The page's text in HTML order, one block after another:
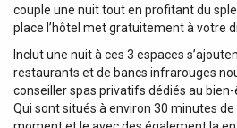
couple une nuit tout en profitant du
place l’hôtel met gratuitement à votre
Inclut une nuit à ces 3 espaces
restaurants et de bancs infrarouges
conseiller spas privatifs dédiés au bien-
Qui sont situés à environ 30 minutes de